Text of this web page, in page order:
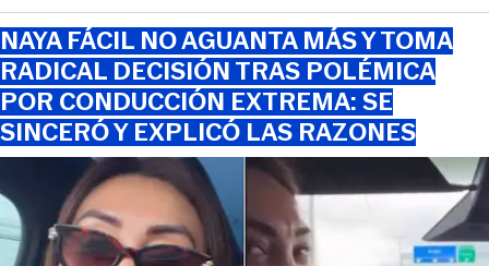
NAYA FÁCIL NO AGUANTA MÁS Y TOMA
RADICAL DECISIÓN TRAS POLÉMICA
POR CONDUCCIÓN EXTREMA: SE
SINCERÓ Y EXPLICÓ LAS RAZONES